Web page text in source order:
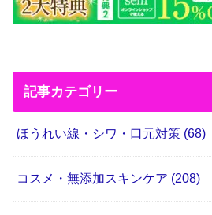
記事カテゴリー
ほうれい線・シワ・口元対策 (68)
コスメ・無添加スキンケア (208)